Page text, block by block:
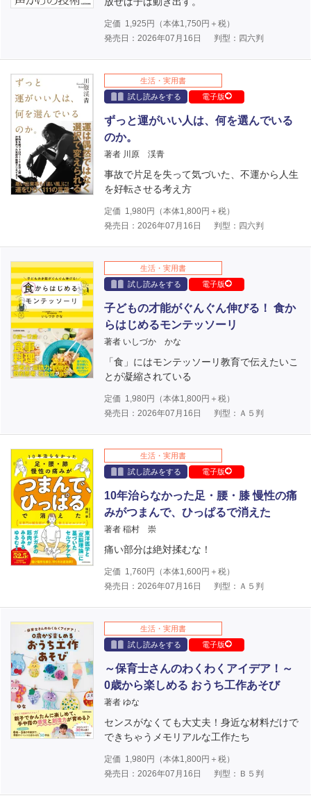
定価 1,925 円（本体1,750円＋税）
発売日：2026年07月16日
判型：四六判
生活・実用書
試し読みをする
電子版
ずっと運がいい人は、何を選んでいる
のか。
著者 川原 渓青
事故で片足を失って気づいた、不運から人生
を好転させる考え方
定価 1,980円（本体1,800円＋税）
発売日：2026年07月16日
判型：四六判
生活・実用書
試し読みをする
電子版
子どもの才能がぐんぐん伸びる！ 食か
らはじめるモンテッソーリ
著者 いしづか かな
「食」にはモンテッソーリ教育で伝えたいこ
とが凝縮されている
定価 1,980円（本体1,800円＋税）
発売日：2026年07月16日
判型：Ａ５判
生活・実用書
試し読みをする
電子版
10年治らなかった足・腰・膝 慢性の痛
みがつまんで、ひっぱるで消えた
著者 稲村 崇
痛い部分は絶対揉むな！
定価 1,760円（本体1,600円＋税）
発売日：2026年07月16日
判型：Ａ５判
生活・実用書
試し読みをする
電子版
～保育士さんのわくわくアイデア！～
0歳から楽しめる おうち工作あそび
著者 ゆな
センスがなくても大丈夫！身近な材料だけで
できちゃうメモリアルな工作たち
定価 1,980円（本体1,800円＋税）
発売日：2026年07月16日
判型：Ｂ５判